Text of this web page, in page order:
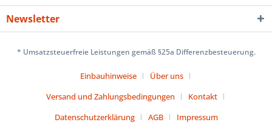
Newsletter
* Umsatzsteuerfreie Leistungen gemäß §25a Differenzbesteuerung.
Einbauhinweise
Über uns
Versand und Zahlungsbedingungen
Kontakt
Datenschutzerklärung
AGB
Impressum